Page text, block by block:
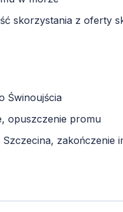
skorzystania z oferty
Świnoujścia
opuszczenie promu
zakończenie